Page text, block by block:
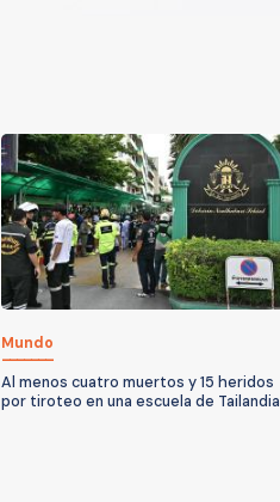
Mundo
Al menos cuatro muertos y 15 heridos
por tiroteo en una escuela de Tailandia